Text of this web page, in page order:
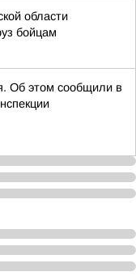
области
бойцам
Об этом сообщили в